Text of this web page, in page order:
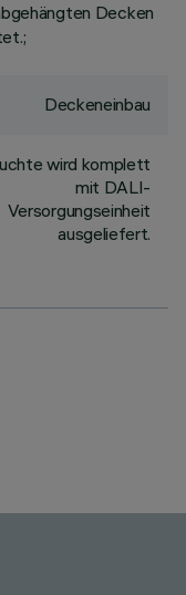
Decken
Deckeneinbau
wird komplett
mit DALI-
Versorgungseinheit
ausgeliefert.